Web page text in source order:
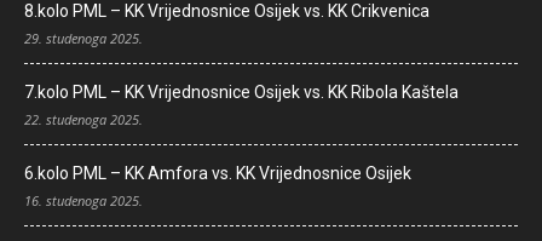
8.kolo PML – KK Vrijednosnice Osijek vs. KK Crikvenica
29. studenoga 2025.
7.kolo PML – KK Vrijednosnice Osijek vs. KK Ribola Kaštela
22. studenoga 2025.
6.kolo PML – KK Amfora vs. KK Vrijednosnice Osijek
16. studenoga 2025.